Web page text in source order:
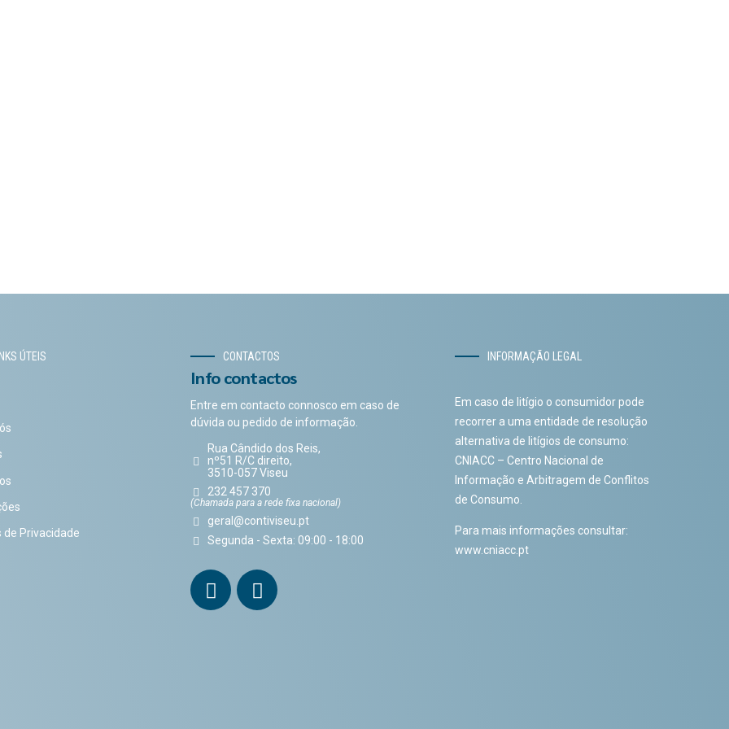
ÚTEIS
de Privacidade
CONTACTOS
Info contactos
Entre em contacto connosco em caso de
dúvida ou pedido de informação.
Rua Cândido dos Reis,
nº51 R/C direito,
3510-057 Viseu
232 457 370
(Chamada para a rede fixa nacional)
geral@contiviseu.pt
Segunda - Sexta: 09:00 - 18:00
INFORMAÇÃO LEGAL
Em caso de litígio o consumidor pode
recorrer a uma entidade de resolução
alternativa de litígios de consumo:
CNIACC – Centro Nacional de
Informação e Arbitragem de Conflitos
de Consumo.
Para mais informações consultar:
www.cniacc.pt